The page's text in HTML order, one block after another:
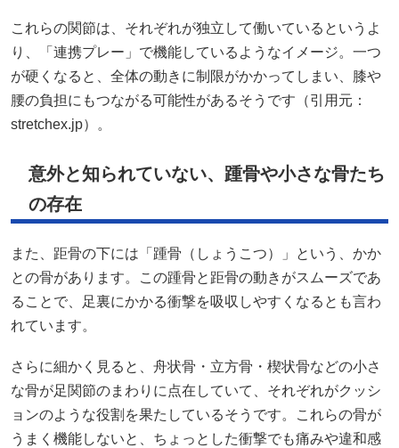
これらの関節は、それぞれが独立して働いているというよ
り、「連携プレー」で機能しているようなイメージ。一つ
が硬くなると、全体の動きに制限がかかってしまい、膝や
腰の負担にもつながる可能性があるそうです（引用元：
stretchex.jp）。
意外と知られていない、踵骨や小さな骨たち
の存在
また、距骨の下には「踵骨（しょうこつ）」という、かか
との骨があります。この踵骨と距骨の動きがスムーズであ
ることで、足裏にかかる衝撃を吸収しやすくなるとも言わ
れています。
さらに細かく見ると、舟状骨・立方骨・楔状骨などの小さ
な骨が足関節のまわりに点在していて、それぞれがクッシ
ョンのような役割を果たしているそうです。これらの骨が
うまく機能しないと、ちょっとした衝撃でも痛みや違和感